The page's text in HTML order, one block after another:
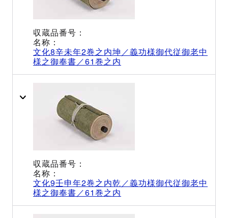
文化8辛未年2巻之内坤／義功様御代従御老中
様之御奉書／61巻之内
文化9壬申年2巻之内乾／義功様御代従御老中
様之御奉書／61巻之内